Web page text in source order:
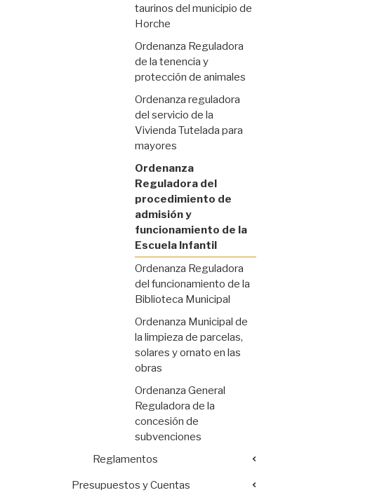
taurinos del municipio de
Horche
Ordenanza Reguladora
de la tenencia y
protección de animales
Ordenanza reguladora
del servicio de la
Vivienda Tutelada para
mayores
Ordenanza
Reguladora del
procedimiento de
admisión y
funcionamiento de la
Escuela Infantil
Ordenanza Reguladora
del funcionamiento de la
Biblioteca Municipal
Ordenanza Municipal de
la limpieza de parcelas,
solares y ornato en las
obras
Ordenanza General
Reguladora de la
concesión de
subvenciones
Reglamentos
Presupuestos y Cuentas